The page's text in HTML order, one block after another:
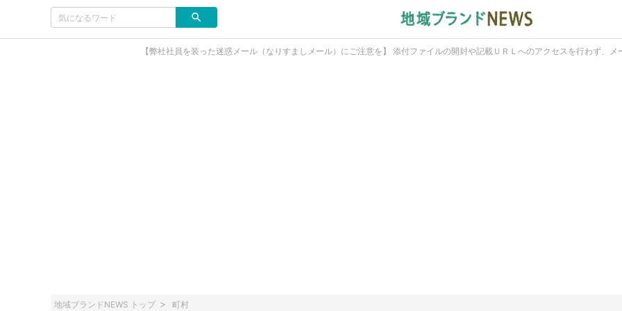
【弊社社員を装った迷惑メール（なりすましメール）にご注意を】 添付ファイルの開封や記載ＵＲＬへのアクセスを行わず、メ
地域ブランドNEWS トップ 町村